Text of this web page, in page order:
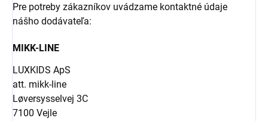
Pre potreby zákazníkov uvádzame kontaktné údaje
nášho dodávateľa:
MIKK-LINE
LUXKIDS ApS
att. mikk-line
Løversysselvej 3C
7100 Vejle